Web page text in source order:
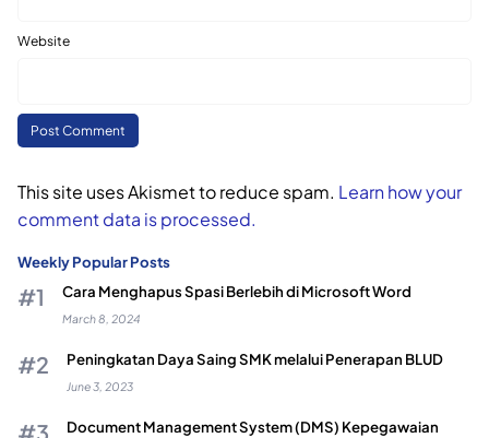
Website
This site uses Akismet to reduce spam. Learn how your
comment data is processed.
Weekly Popular Posts
Cara Menghapus Spasi Berlebih di Microsoft Word
March 8, 2024
Peningkatan Daya Saing SMK melalui Penerapan BLUD
June 3, 2023
Document Management System (DMS) Kepegawaian